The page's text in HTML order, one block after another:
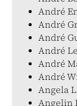
André
André
André
André
André
André
Angela
Angelin